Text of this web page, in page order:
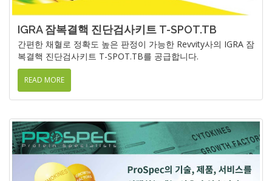
IGRA 잠복결핵 진단검사키트 T-SPOT.TB
간편한 채혈로 정확도 높은 판정이 가능한 Revvity사의 IGRA 잠
복결핵 진단검사키트 T-SPOT.TB를 공급합니다.
READ MORE